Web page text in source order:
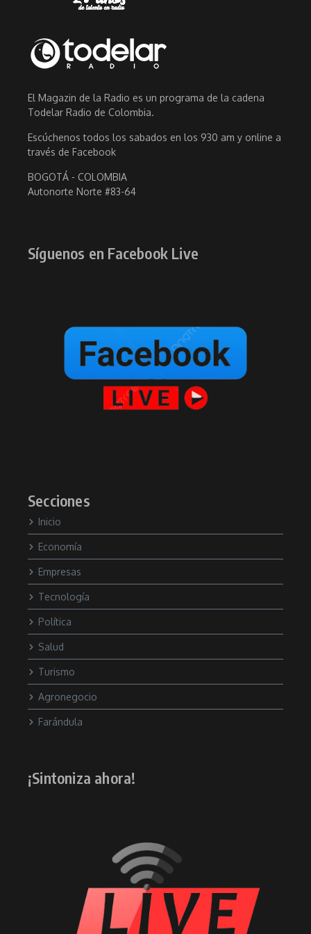
El Magazin de la Radio es un programa de la cadena
Todelar Radio de Colombia.
Escúchenos todos los sabados en los 930 am y online a
través de Facebook
BOGOTÁ - COLOMBIA
Autonorte Norte #83-64
Síguenos en Facebook Live
Secciones
Inicio
Economía
Empresas
Tecnología
Política
Salud
Turismo
Agronegocio
Farándula
¡Sintoniza ahora!